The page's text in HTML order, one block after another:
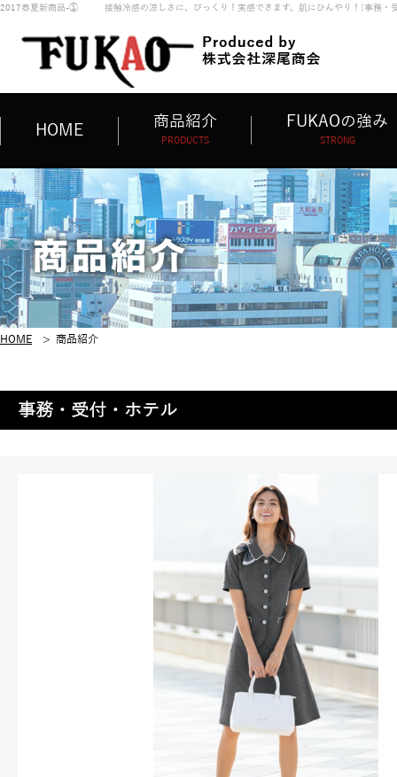
2017春夏新商品-① 接触冷感の涼しさに、びっくり！実感できます、肌にひんやり！|事務・受
HOME 商品紹介
PRODUCTS
FUKAOの強み
STRONG
HOME > 商品紹介
事務・受付・ホテル